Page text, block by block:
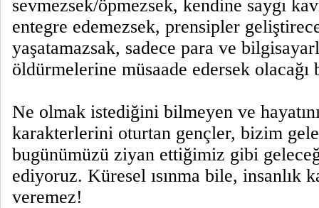
sevmezsek/öpmezsek, kendine saygı
entegre edemezsek, prensipler
yaşatamazsak, sadece para ve
öldürmelerine müsaade edersek olacağı
Ne olmak istediğini bilmeyen ve
karakterlerini oturtan gençler, bizim
bugünümüzü ziyan ettiğimiz gibi
ediyoruz. Küresel ısınma bile, insanlık
veremez!